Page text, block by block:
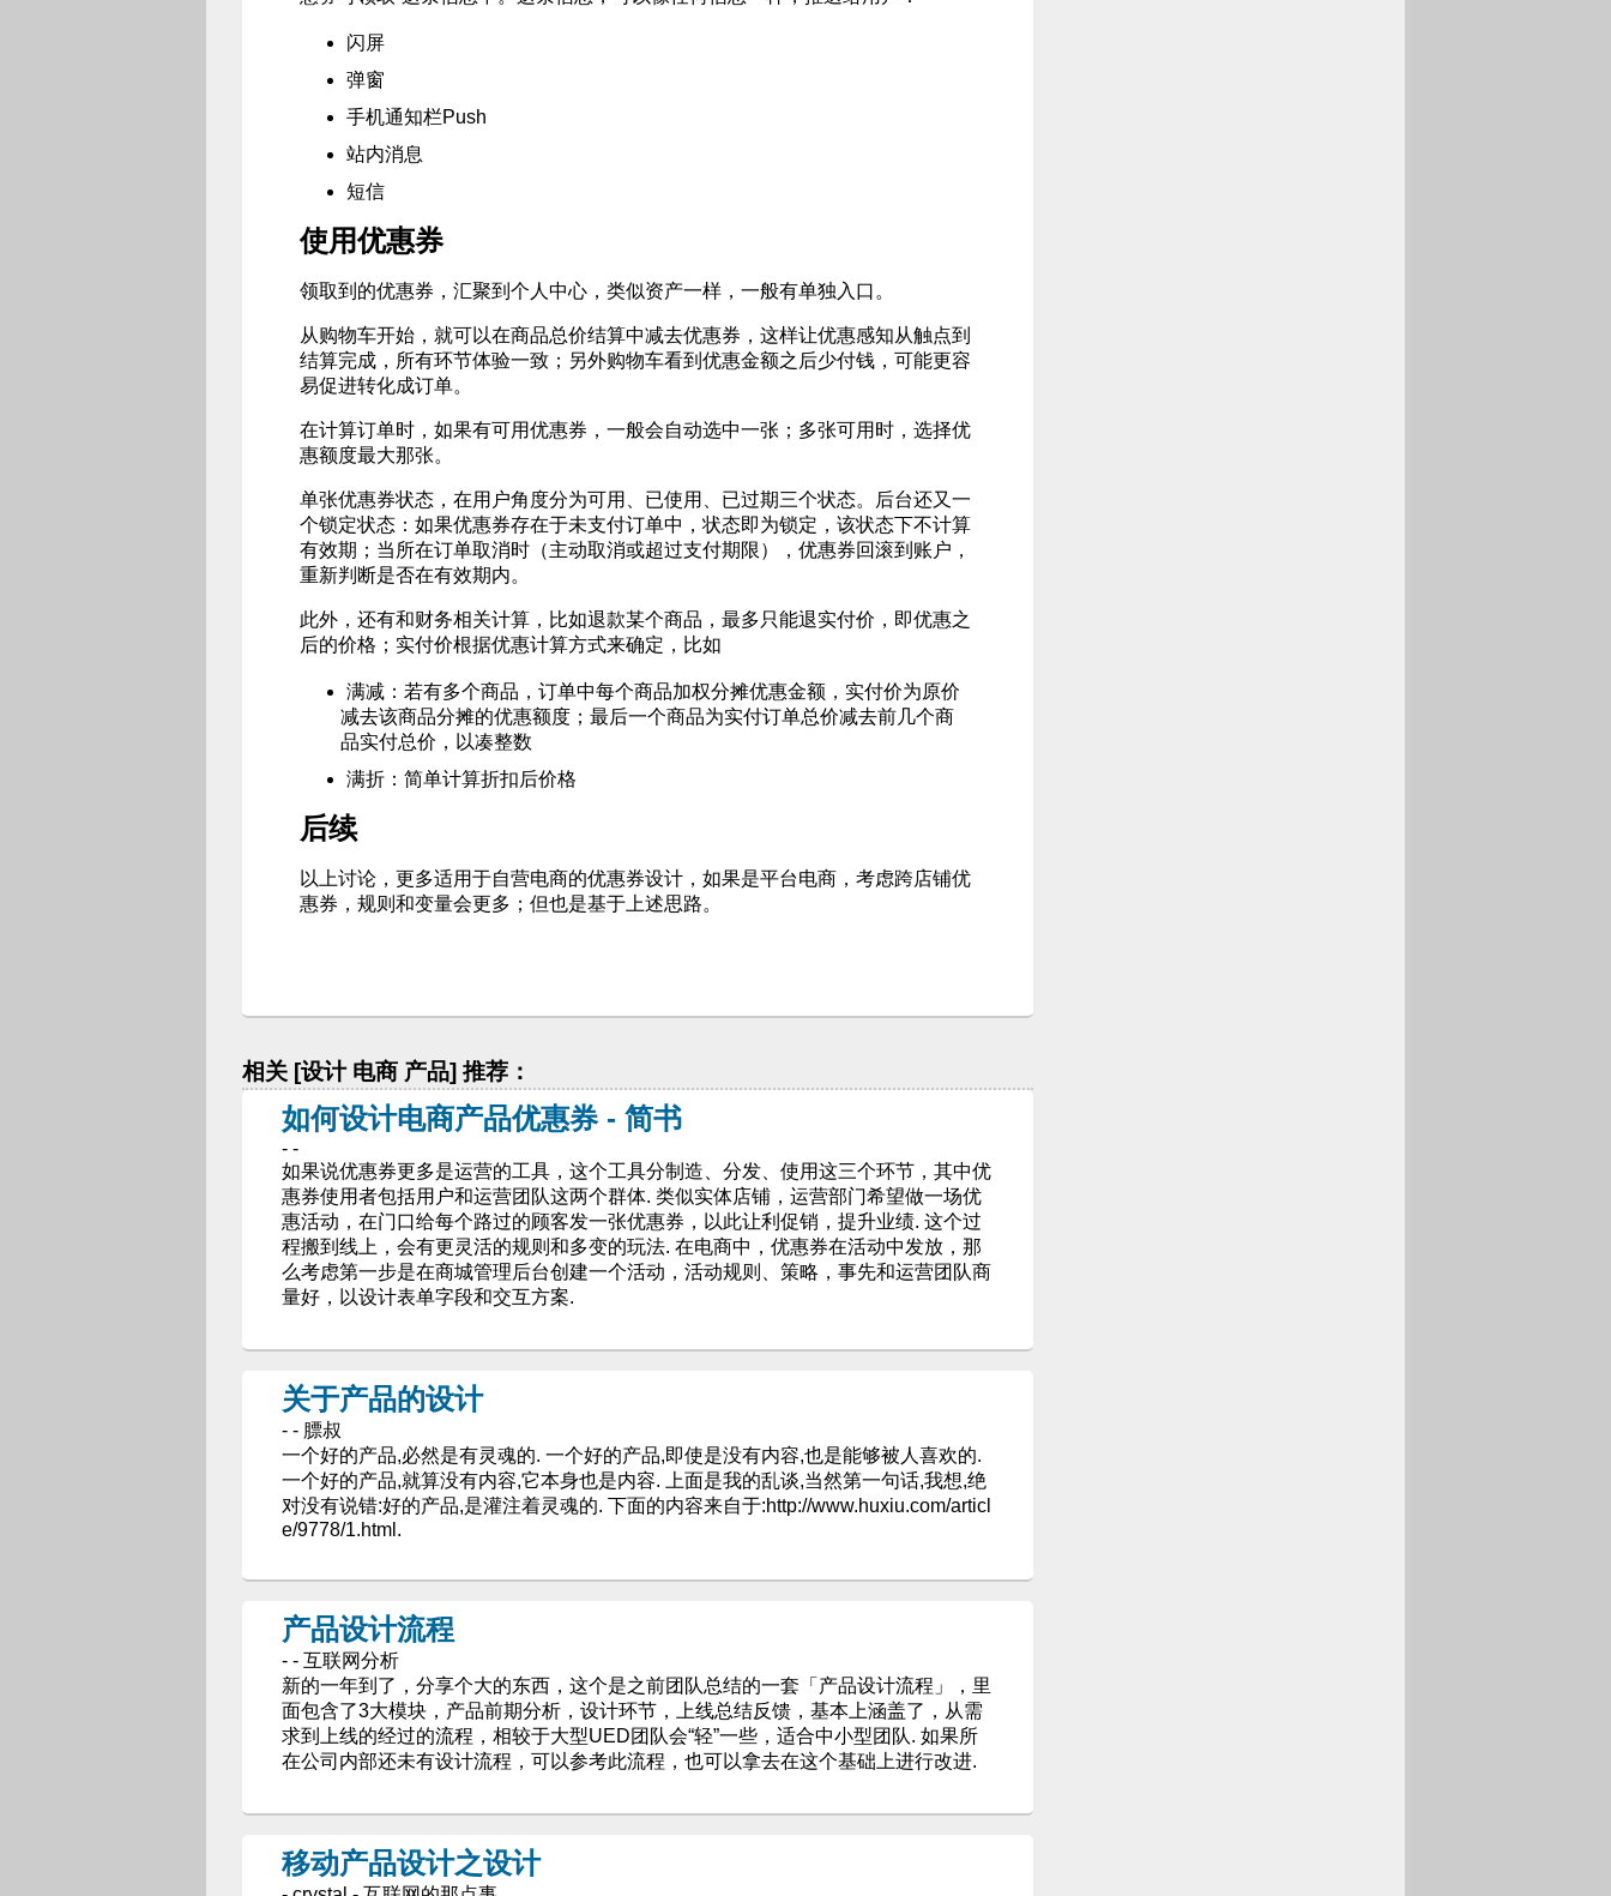
闪屏
弹窗
手机通知栏Push
站内消息
短信
使用优惠券
领取到的优惠券，汇聚到个人中心，类似资产一样，一般有单独入口。
从购物车开始，就可以在商品总价结算中减去优惠券，这样让优惠感知从触点到
结算完成，所有环节体验一致；另外购物车看到优惠金额之后少付钱，可能更容
易促进转化成订单。
在计算订单时，如果有可用优惠券，一般会自动选中一张；多张可用时，选择优
惠额度最大那张。
单张优惠券状态，在用户角度分为可用、已使用、已过期三个状态。后台还又一
个锁定状态：如果优惠券存在于未支付订单中，状态即为锁定，该状态下不计算
有效期；当所在订单取消时（主动取消或超过支付期限），优惠券回滚到账户，
重新判断是否在有效期内。
此外，还有和财务相关计算，比如退款某个商品，最多只能退实付价，即优惠之
后的价格；实付价根据优惠计算方式来确定，比如
满减：若有多个商品，订单中每个商品加权分摊优惠金额，实付价为原价
减去该商品分摊的优惠额度；最后一个商品为实付订单总价减去前几个商
品实付总价，以凑整数
满折：简单计算折扣后价格
后续
以上讨论，更多适用于自营电商的优惠券设计，如果是平台电商，考虑跨店铺优
惠券，规则和变量会更多；但也是基于上述思路。
相关 [设计 电商 产品] 推荐：
如何设计电商产品优惠券 - 简书
- -
如果说优惠券更多是运营的工具，这个工具分制造、分发、使用这三个环节，其中优
惠券使用者包括用户和运营团队这两个群体. 类似实体店铺，运营部门希望做一场优
惠活动，在门口给每个路过的顾客发一张优惠券，以此让利促销，提升业绩. 这个过
程搬到线上，会有更灵活的规则和多变的玩法. 在电商中，优惠券在活动中发放，那
么考虑第一步是在商城管理后台创建一个活动，活动规则、策略，事先和运营团队商
量好，以设计表单字段和交互方案.
关于产品的设计
- - 膘叔
一个好的产品,必然是有灵魂的. 一个好的产品,即使是没有内容,也是能够被人喜欢的.
一个好的产品,就算没有内容,它本身也是内容. 上面是我的乱谈,当然第一句话,我想,绝
对没有说错:好的产品,是灌注着灵魂的. 下面的内容来自于:http://www.huxiu.com/articl
e/9778/1.html.
产品设计流程
- - 互联网分析
新的一年到了，分享个大的东西，这个是之前团队总结的一套「产品设计流程」，里
面包含了3大模块，产品前期分析，设计环节，上线总结反馈，基本上涵盖了，从需
求到上线的经过的流程，相较于大型UED团队会“轻”一些，适合中小型团队. 如果所
在公司内部还未有设计流程，可以参考此流程，也可以拿去在这个基础上进行改进.
移动产品设计之设计